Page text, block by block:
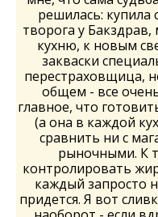
решилась: купила
творога у
кухню, к новым
закваски
перестраховщица,
общем - все
главное, что
(а она в каждой
сравнить ни с
рыночными. К
контролировать
каждый запросто
придется. Я вот